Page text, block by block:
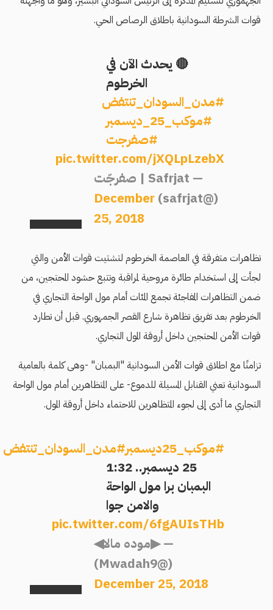
قوات الشرطة السودانية باطلاق الرصاص الحي.
🔴 يحدث الآن في
الخرطوم
#مدن_السودان_تنتفض
#موكب_25_ديسمبر
#صفرجت
pic.twitter.com/jXQLpLzebX
— Safrjat | صفرجّت
(@safrjat)
December
25, 2018
تظاهرات متفرقة في العاصمة الخرطوم لتشتيت قوات الأمن والتي
لجأت إلى استخدام طائرة مروحية لمراقبة وتتبع حشود المحتجين، من
ضمن التظاهرات المفاجئة تجمع المئات أمام مول الواحة التجاري في
الخرطوم بعد تفريق تظاهرة شارع القصر الجمهوري. قبل أن تطارد
قوات اﻷمن المحتجين داخل أروقة المول التجاري.
تزامنًا مع اطلاق قوات الأمن السودانية "البمبان" -وهى كلمة بالعامية
السودانية تعني القنابل المسيلة للدموع- على المتظاهرين أمام مول الواحة
التجاري ما أدى إلى لجوء المتظاهرين للاحتماء داخل أروقة المول.
#موكب_25ديسمبر
#مدن_السودان_تنتفض
25 ديسمبر.. 1:32
البمبان برا مول الواحة
والامن جوا
pic.twitter.com/6fgAUIsTHb
— ▶موده مالا◀
(@Mwadah9)
December 25, 2018